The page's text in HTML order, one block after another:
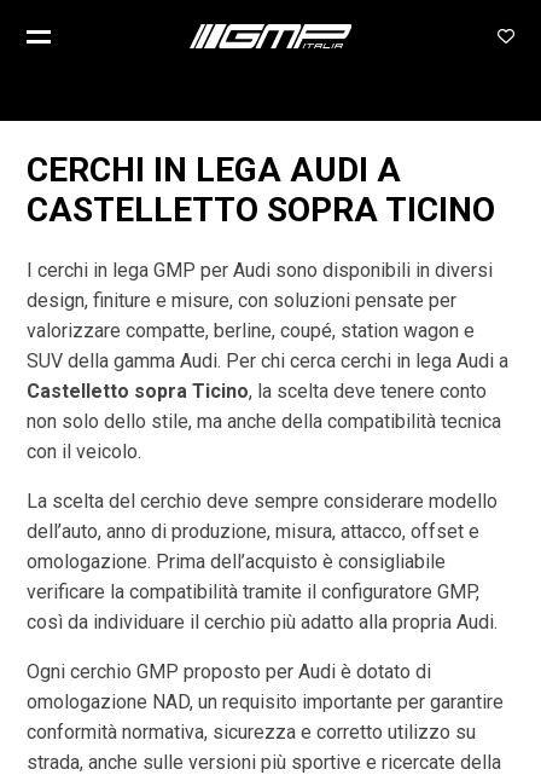
CERCHI IN LEGA AUDI A
CASTELLETTO SOPRA TICINO
I cerchi in lega GMP per Audi sono disponibili in diversi
design, finiture e misure, con soluzioni pensate per
valorizzare compatte, berline, coupé, station wagon e
SUV della gamma Audi. Per chi cerca cerchi in lega Audi a
Castelletto sopra Ticino, la scelta deve tenere conto
non solo dello stile, ma anche della compatibilità tecnica
con il veicolo.
La scelta del cerchio deve sempre considerare modello
dell’auto, anno di produzione, misura, attacco, offset e
omologazione. Prima dell’acquisto è consigliabile
verificare la compatibilità tramite il configuratore GMP,
così da individuare il cerchio più adatto alla propria Audi.
Ogni cerchio GMP proposto per Audi è dotato di
omologazione NAD, un requisito importante per garantire
conformità normativa, sicurezza e corretto utilizzo su
strada, anche sulle versioni più sportive e ricercate della